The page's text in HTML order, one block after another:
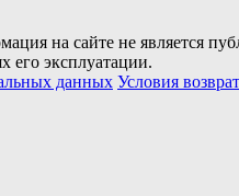
на сайте не является
его эксплуатации.
данных Условия